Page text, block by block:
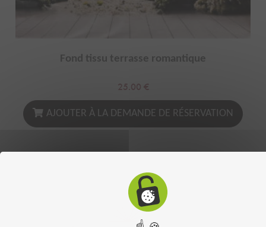
Fond tissu terrasse romantique
25.00 €
AJOUTER À LA DEMANDE DE RÉSERVATION